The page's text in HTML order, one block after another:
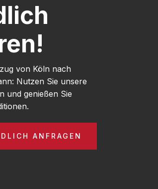
von Köln nach
Nutzen Sie unsere
und genießen Sie
ANFRAGEN